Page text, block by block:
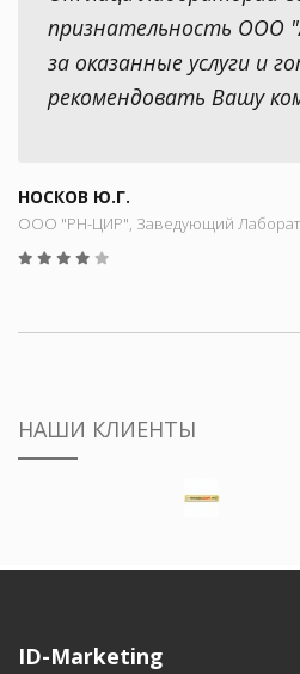
признательность ООО
за оказанные услуги и
рекомендовать Вашу
НОСКОВ Ю.Г.
ООО "РН-ЦИР", Заведующий
НАШИ КЛИЕНТЫ
ID-Marketing